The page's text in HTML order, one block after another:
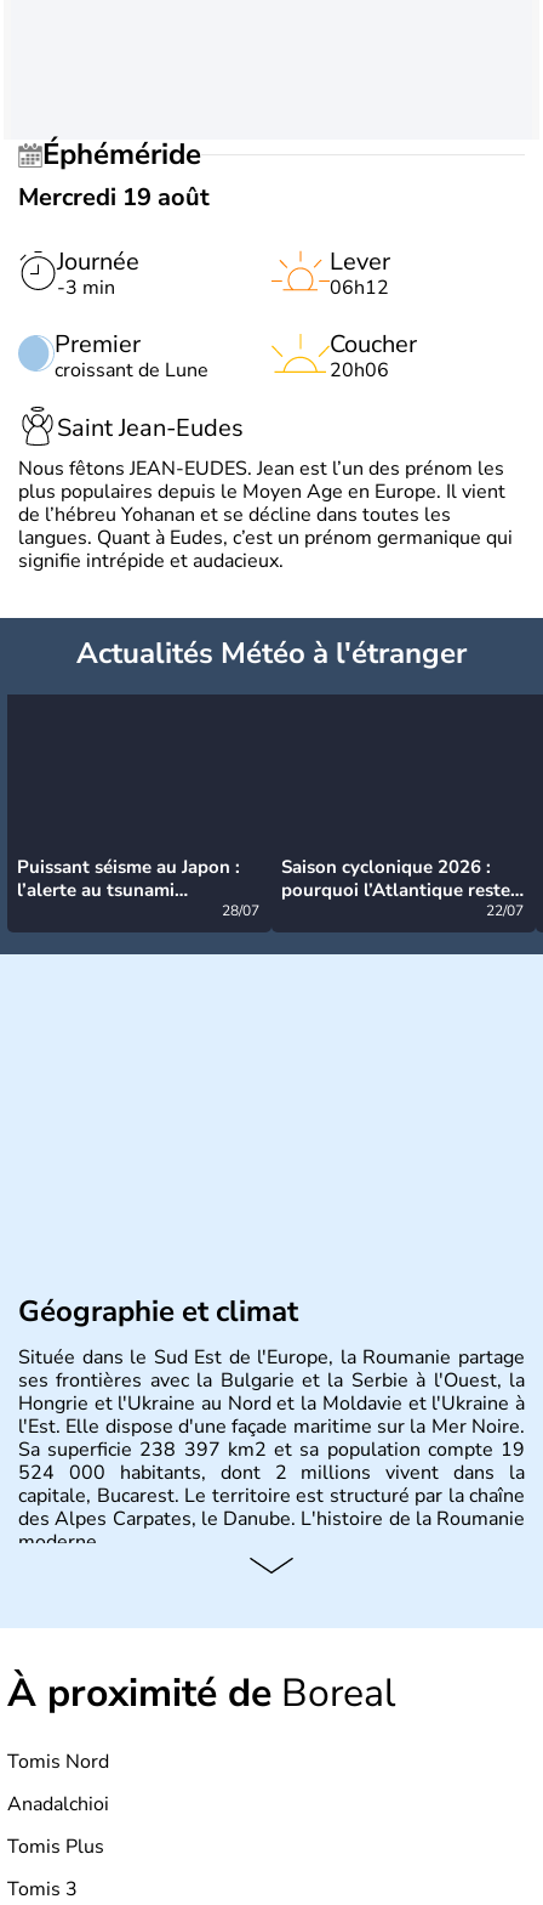
Éphéméride
Mercredi 19 août
Journée
-3 min
Premier
croissant de Lune
Lever
06h12
Coucher
20h06
Saint Jean-Eudes
Nous fêtons JEAN-EUDES. Jean est l’un des prénom les
plus populaires depuis le Moyen Age en Europe. Il vient
de l’hébreu Yohanan et se décline dans toutes les
langues. Quant à Eudes, c’est un prénom germanique qui
signifie intrépide et audacieux.
Actualités Météo à l'étranger
Puissant séisme au Japon :
l’alerte au tsunami
28/07
Saison cyclonique 2026 :
pourquoi l’Atlantique reste
22/07
Géographie et climat
Située dans le Sud Est de l'Europe, la Roumanie partage
ses frontières avec la Bulgarie et la Serbie à l'Ouest, la
Hongrie et l'Ukraine au Nord et la Moldavie et l'Ukraine à
l'Est. Elle dispose d'une façade maritime sur la Mer Noire.
Sa superficie 238 397 km2 et sa population compte 19
524 000 habitants, dont 2 millions vivent dans la
capitale, Bucarest. Le territoire est structuré par la chaîne
des Alpes Carpates, le Danube. L'histoire de la Roumanie
moderne.
À proximité de Boreal
Tomis Nord
Anadalchioi
Tomis Plus
Tomis 3